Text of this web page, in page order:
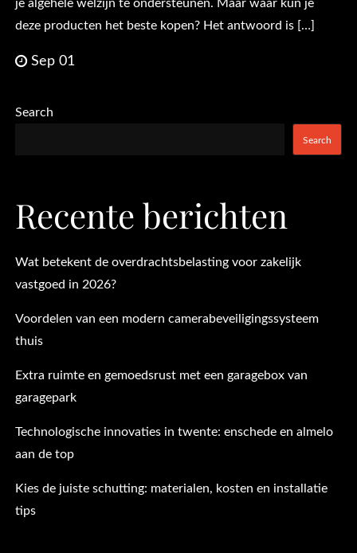
je algehele welzijn te ondersteunen. Maar waar kun je
deze producten het beste kopen? Het antwoord is […]
Sep 01
Search
Search
Recente berichten
Wat betekent de overdrachtsbelasting voor zakelijk
vastgoed in 2026?
Voordelen van een modern camerabeveiligingssysteem
thuis
Extra ruimte en gemoedsrust met een garagebox van
garagepark
Technologische innovaties in twente: enschede en almelo
aan de top
Kies de juiste schutting: materialen, kosten en installatie
tips